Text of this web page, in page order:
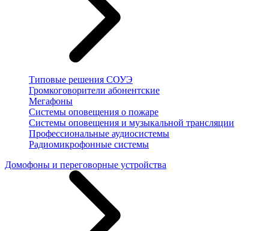
Типовые решения СОУЭ
Громкоговорители абонентские
Мегафоны
Системы оповещения о пожаре
Системы оповещения и музыкальной трансляции
Профессиональные аудиосистемы
Радиомикрофонные системы
Домофоны и переговорные устройства